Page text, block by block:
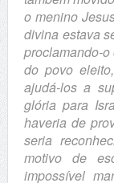
o menino
divina estava
proclamando-
do povo
ajudá-los a
glória para
haveria de
seria
motivo de
impossível